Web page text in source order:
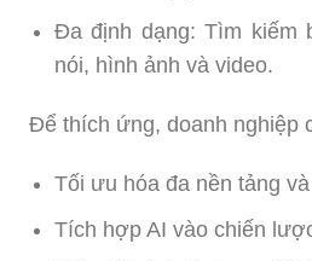
Đa định dạng: Tìm kiếm
nói, hình ảnh và video.
Để thích ứng, doanh nghiệp
Tối ưu hóa đa nền tảng
Tích hợp AI vào chiến